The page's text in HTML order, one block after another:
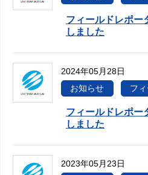
フィールドレポー
しました
2024年05月28日
お知らせ
フ
フィールドレポー
しました
2023年05月23日